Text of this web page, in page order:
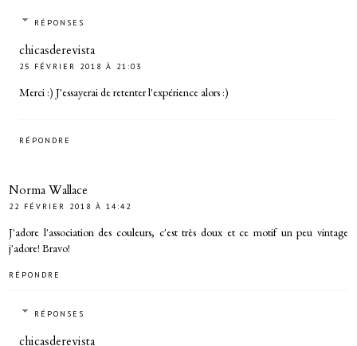
RÉPONSES
chicasderevista
25 FÉVRIER 2018 À 21:03
Merci :) J'essayerai de retenter l'expérience alors :)
RÉPONDRE
Norma Wallace
22 FÉVRIER 2018 À 14:42
J'adore l'association des couleurs, c'est très doux et ce motif un peu vintage
j'adore! Bravo!
RÉPONDRE
RÉPONSES
chicasderevista